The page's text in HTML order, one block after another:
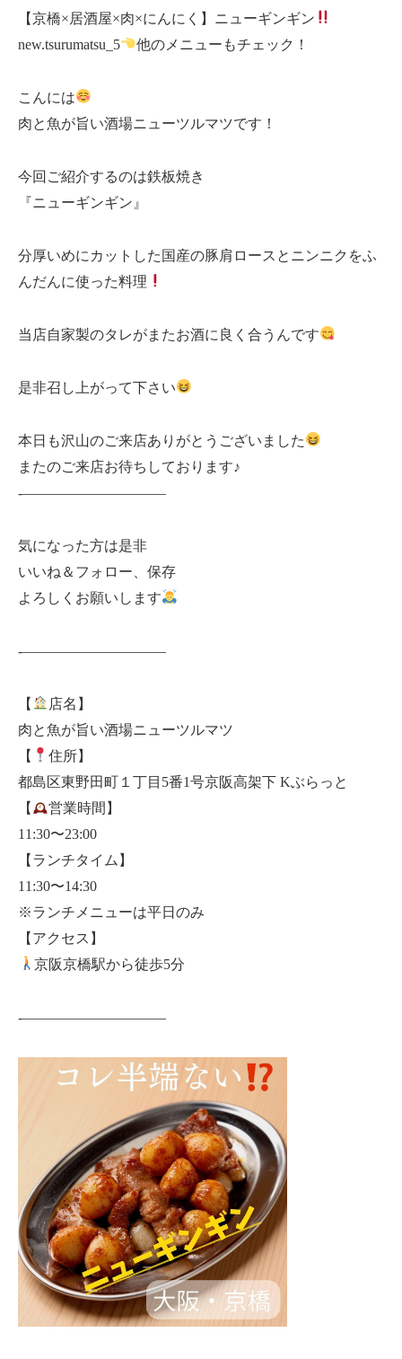
【京橋×居酒屋×肉×にんにく】ニューギンギン
new.tsurumatsu_5
他のメニューもチェック！
こんには
肉と魚が旨い酒場ニューツルマツです！
今回ご紹介するのは鉄板焼き
『ニューギンギン』
分厚いめにカットした国産の豚肩ロースとニンニクをふ
んだんに使った料理
当店自家製のタレがまたお酒に良く合うんです
是非召し上がって下さい
本日も沢山のご来店ありがとうございました
またのご来店お待ちしております♪
-——————————
気になった方は是非
いいね＆フォロー、保存
よろしくお願いします
-——————————
【
店名】
肉と魚が旨い酒場ニューツルマツ
【
住所】
都島区東野田町１丁目5番1号京阪高架下 Kぶらっと
【
営業時間】
11:30〜23:00
【ランチタイム】
11:30〜14:30
※ランチメニューは平日のみ
【アクセス】
京阪京橋駅から徒歩5分
-——————————